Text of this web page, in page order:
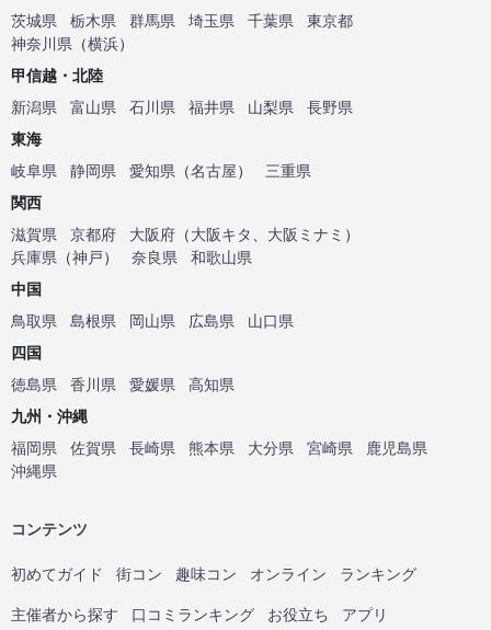
茨城県
栃木県 群馬県 埼玉県 千葉県
東京都
神奈川県 （横浜）
甲信越・北陸
新潟県
富山県 石川県 福井県 山梨県
長野県
東海
岐阜県
静岡県 愛知県 （名古屋）
三重県
関西
滋賀県
京都府 大阪府 （大阪キタ 大阪ミナミ ）
兵庫県 （神戸） 奈良県
和歌山県
中国
鳥取県
島根県 岡山県 広島県
山口県
四国
徳島県
香川県 愛媛県
高知県
九州・沖縄
福岡県
佐賀県 長崎県 熊本県 大分県 宮崎県
鹿児島県
沖縄県
コンテンツ
初めてガイド 街コン 趣味コン オンライン ランキング
主催者から探す 口コミランキング お役立ち アプリ